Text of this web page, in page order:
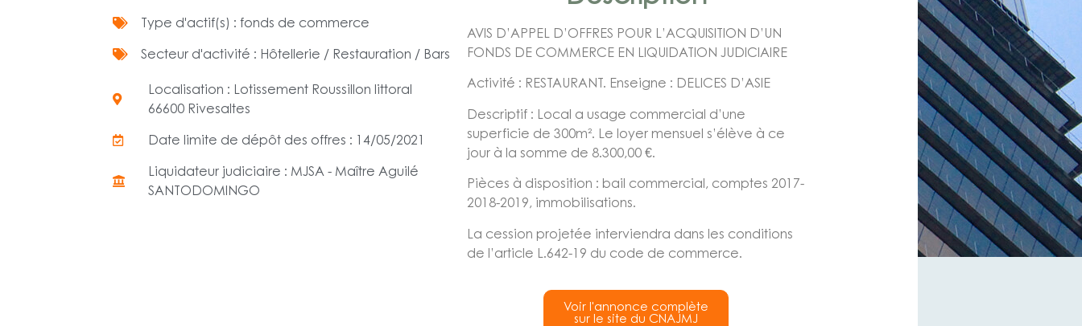
Type d'actif(s) : fonds de commerce
Secteur d'activité : Hôtellerie / Restauration / Bars
Localisation : Lotissement Roussillon littoral
66600 Rivesaltes
Date limite de dépôt des offres : 14/05/2021
Liquidateur judiciaire : MJSA - Maître Aguilé
SANTODOMINGO
AVIS D’APPEL D’OFFRES POUR L’ACQUISITION D’UN
FONDS DE COMMERCE EN LIQUIDATION JUDICIAIRE
Activité : RESTAURANT. Enseigne : DELICES D’ASIE
Descriptif : Local a usage commercial d’une
superficie de 300m². Le loyer mensuel s’élève à ce
jour à la somme de 8.300,00 €.
Pièces à disposition : bail commercial, comptes 2017-
2018-2019, immobilisations.
La cession projetée interviendra dans les conditions
de l’article L.642-19 du code de commerce.
Voir l'annonce complète
sur le site du CNAJMJ